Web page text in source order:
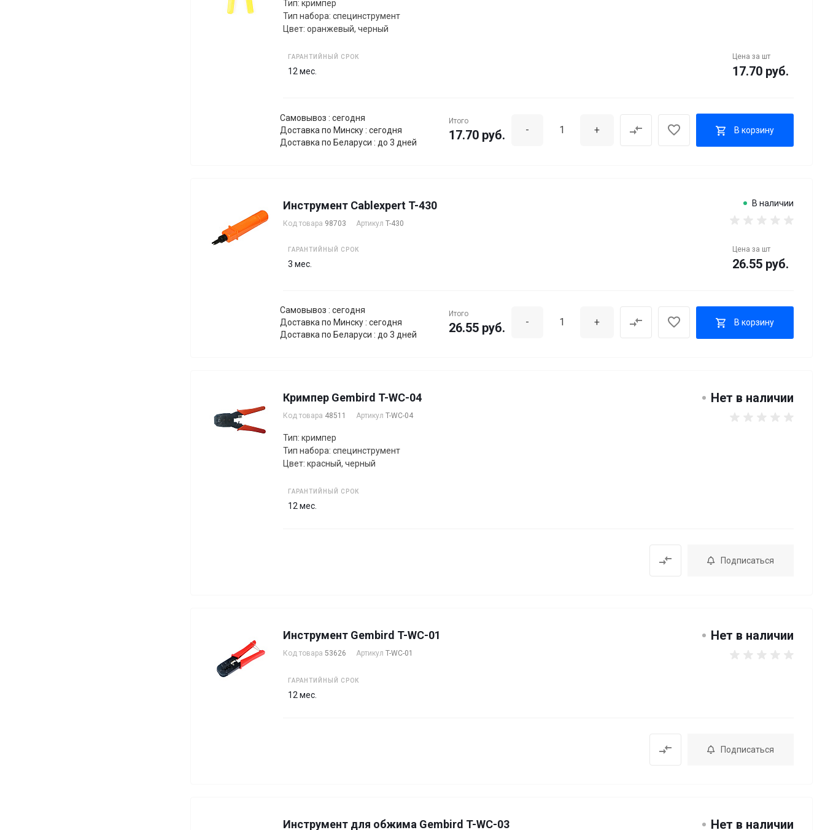
Тип: кримпер
Тип набора: специнструмент
Цвет: оранжевый, черный
ГАРАНТИЙНЫЙ СРОК
12 мес.
Цена за шт
17.70 руб.
Самовывоз : сегодня
Доставка по Минску : сегодня
Доставка по Беларуси : до 3 дней
Итого
17.70 руб. - + В корзину
Инструмент Cablexpert T-430
Код товара 98703 Артикул T-430
В наличии
ГАРАНТИЙНЫЙ СРОК
3 мес.
Цена за шт
26.55 руб.
Самовывоз : сегодня
Доставка по Минску : сегодня
Доставка по Беларуси : до 3 дней
Итого
26.55 руб. - + В корзину
Кримпер Gembird T-WC-04
Код товара 48511 Артикул T-WC-04
Нет в наличии
Тип: кримпер
Тип набора: специнструмент
Цвет: красный, черный
ГАРАНТИЙНЫЙ СРОК
12 мес.
Подписаться
Инструмент Gembird T-WC-01
Код товара 53626 Артикул T-WC-01
Нет в наличии
ГАРАНТИЙНЫЙ СРОК
12 мес.
Подписаться
Инструмент для обжима Gembird T-WC-03 Нет в наличии